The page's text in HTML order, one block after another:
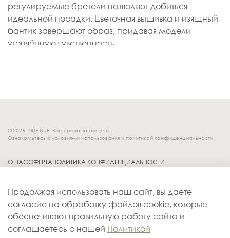
регулируемые бретели позволяют добиться
идеальной посадки. Цветочная вышивка и изящный
бантик завершают образ, придавая модели
утончённую чувственность.
© 2026. NÚE NÚE. Все права защищены.
Ознакомьтесь с условиями использования и политикой конфиденциальности.
О НАСОФЕРТАПОЛИТИКА КОНФИДЕНЦИАЛЬНОСТИ
ДОСТАВКА
КОНТАКТЫ
ОПЛАТА
Продолжая использовать наш сайт, вы даете
согласие на обработку файлов cookie, которые
обеспечивают правильную работу сайта и
соглашаетесь с нашей Политикой